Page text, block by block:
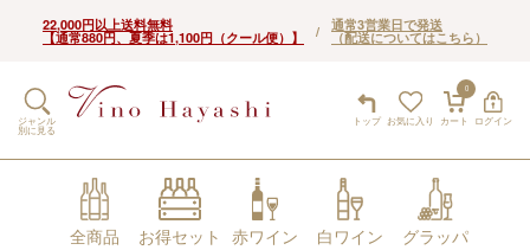
22,000円以上送料無料
【通常880円、夏季は1,100円（クール便）】 / 通常3営業日で発送
（配送についてはこちら）
トップ お気に入り
0
カート ログイン
ジャンル
別に見る
全商品 お得セット 赤ワイン 白ワイン グラッパ